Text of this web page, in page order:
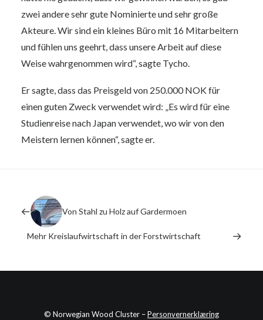
zwei andere sehr gute Nominierte und sehr große
Akteure. Wir sind ein kleines Büro mit 16 Mitarbeitern
und fühlen uns geehrt, dass unsere Arbeit auf diese
Weise wahrgenommen wird“, sagte Tycho.
Er sagte, dass das Preisgeld von 250.000 NOK für
einen guten Zweck verwendet wird: „Es wird für eine
Studienreise nach Japan verwendet, wo wir von den
Meistern lernen können“, sagte er.
Von Stahl zu Holz auf Gardermoen
Mehr Kreislaufwirtschaft in der Forstwirtschaft
© Norwegian Wood Cluster –Personvernerklæring